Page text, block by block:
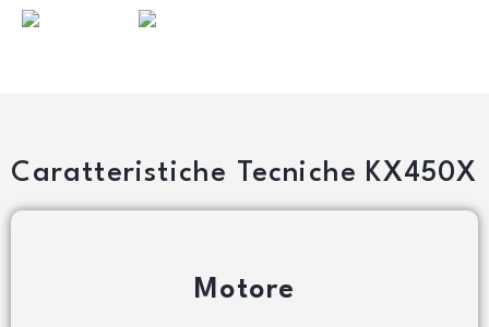
Caratteristiche Tecniche KX450X
Motore